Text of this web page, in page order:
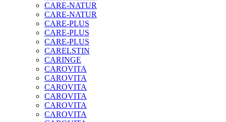
CARE-NATUR
CARE-NATUR
CARE-PLUS
CARE-PLUS
CARE-PLUS
CARELSTIN
CARINGE
CAROVITA
CAROVITA
CAROVITA
CAROVITA
CAROVITA
CAROVITA